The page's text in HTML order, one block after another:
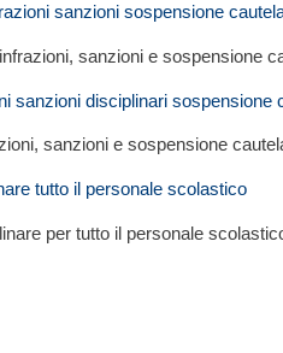
sanzioni sospensione
sanzioni e sospensione
sanzioni disciplinari sospensione
sanzioni e sospensione
tutto il personale scolastico
per tutto il personale